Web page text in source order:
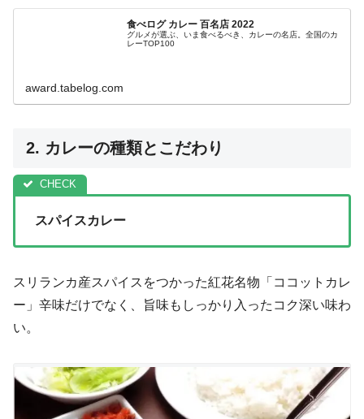
食べログ カレー 百名店 2022
グルメが選ぶ、いま食べるべき、カレーの名店。全国のカ
レーTOP100
award.tabelog.com
2. カレーの種類とこだわり
スパイスカレー
スリランカ産スパイスをつかった紅花名物「ココットカレ
ー」辛味だけでなく、旨味もしっかり入ったコク深い味わ
い。